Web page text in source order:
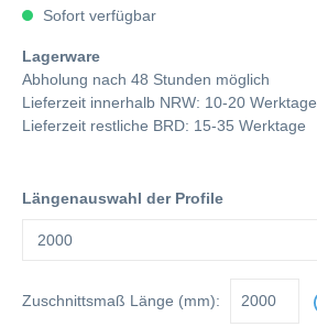
Sofort verfügbar
Lagerware
Abholung nach 48 Stunden möglich
Lieferzeit innerhalb NRW: 10-20 Werktage
Lieferzeit restliche BRD: 15-35 Werktage
Längenauswahl der Profile
Zuschnittsmaß Länge (mm):